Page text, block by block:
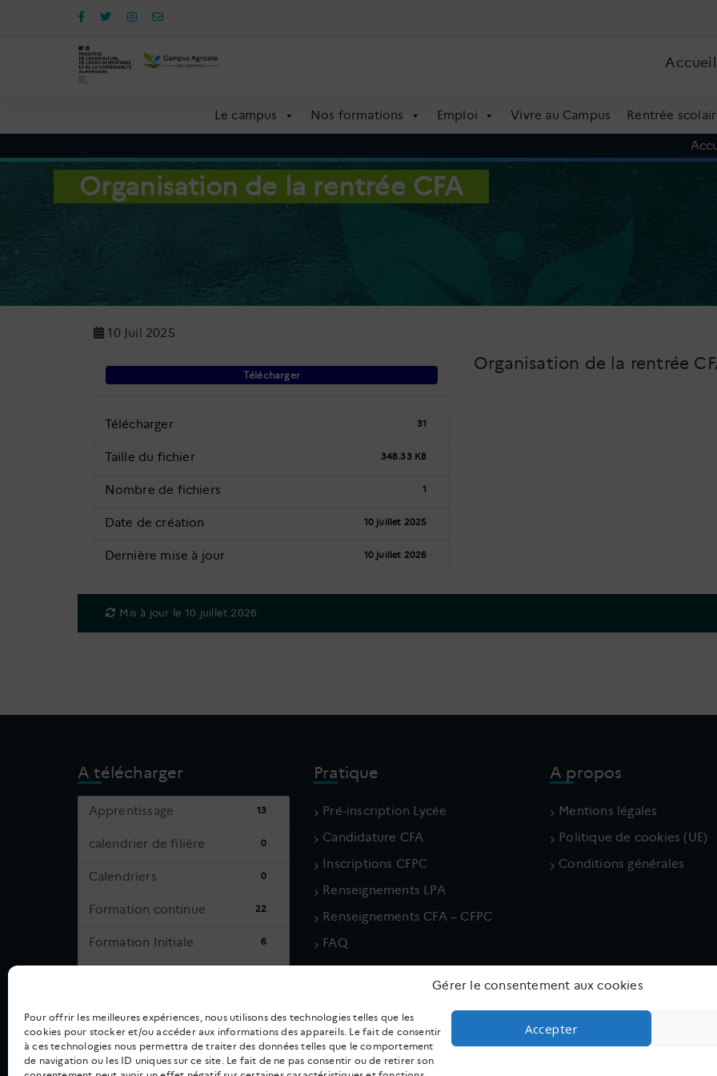
Gérer le consentement aux cookies
Pour offrir les meilleures expériences, nous utilisons des technologies telles que les
cookies pour stocker et/ou accéder aux informations des appareils. Le fait de consentir
à ces technologies nous permettra de traiter des données telles que le comportement
de navigation ou les ID uniques sur ce site. Le fait de ne pas consentir ou de retirer son
Accepter
Accueil
Le campus Nos formations Emploi Vivre au Campus Rentrée
Organisation de la rentrée CFA
10 Juil 2025
Télécharger
Télécharger 31
Taille du fichier 348.33 KB
Nombre de fichiers 1
Date de création 10 juillet 2025
Dernière mise à jour 10 juillet 2026
Organisation de la rentrée
Mis à jour le 10 juillet 2026
A télécharger
Apprentissage 13
calendrier de filière 0
Calendriers 0
Formation continue 22
Formation Initiale 6
Rentrée scolaire 15
4
Pratique
Pré-inscription Lycée
Candidature CFA
Inscriptions CFPC
Renseignements LPA
Renseignements CFA – CFPC
FAQ
A propos
Mentions légales
Politique de cookies (UE)
Conditions générales